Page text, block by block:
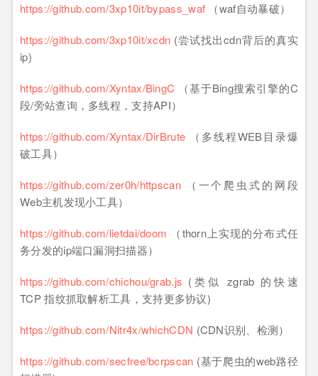
https://github.com/3xp10it/bypass_waf （waf自动暴破）
https://github.com/3xp10it/xcdn (尝试找出cdn背后的真实
ip)
https://github.com/Xyntax/BingC （基于Bing搜索引擎的C
段/旁站查询，多线程，支持API）
https://github.com/Xyntax/DirBrute （多线程WEB目录爆
破工具）
https://github.com/zer0h/httpscan（一个爬虫式的网段
Web主机发现小工具）
https://github.com/lietdai/doom （thorn上实现的分布式任
务分发的ip端口漏洞扫描器）
https://github.com/chichou/grab.js (类似 zgrab 的快速
TCP 指纹抓取解析工具，支持更多协议)
https://github.com/Nitr4x/whichCDN (CDN识别、检测）
https://github.com/secfree/bcrpscan (基于爬虫的web路径